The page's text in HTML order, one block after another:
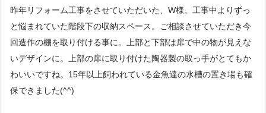
昨年リフォーム工事をさせていただいた、W様。工事中よりずっ
と悩まれていた階段下の収納スペース。ご相談させていただき今
回造作の棚を取り付ける事に。上部と下部は扉で中の物が見えな
いデザインに。上部の扉に取り付けた陶器製の取っ手がとてもか
わいいですね。15年以上飼われている金魚達の水槽の置き場も確
保できました(^^)